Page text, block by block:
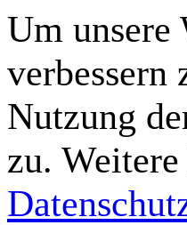
Um unsere
Nutzung
zu.